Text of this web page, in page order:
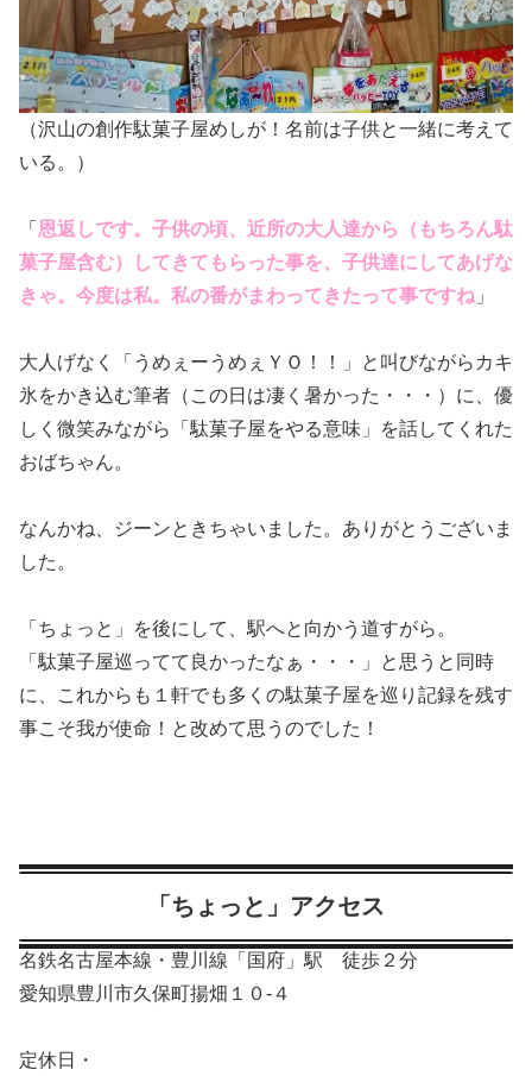
（沢山の創作駄菓子屋めしが！名前は子供と一緒に考えて
いる。）
「 恩返しです。子供の頃、近所の大人達から（もちろん駄
菓子屋含む）してきてもらった事を、子供達にしてあげな
きゃ。今度は私。私の番がまわってきたって事ですね 」
大人げなく「うめぇーうめぇＹＯ！！」と叫びながらカキ
氷をかき込む筆者（この日は凄く暑かった・・・）に、優
しく微笑みながら「駄菓子屋をやる意味」を話してくれた
おばちゃん。
なんかね、ジーンときちゃいました。ありがとうございま
した。
「ちょっと」を後にして、駅へと向かう道すがら。
「駄菓子屋巡ってて良かったなぁ・・・」と思うと同時
に、これからも１軒でも多くの駄菓子屋を巡り記録を残す
事こそ我が使命！と改めて思うのでした！
「ちょっと」アクセス
名鉄名古屋本線・豊川線「国府」駅 徒歩２分
愛知県豊川市久保町揚畑１０‐４
定休日・